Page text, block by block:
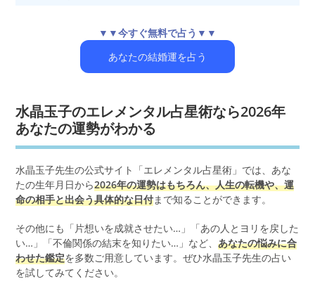
▼▼今すぐ無料で占う▼▼
あなたの結婚運を占う
水晶玉子のエレメンタル占星術なら2026年
あなたの運勢がわかる
水晶玉子先生の公式サイト「エレメンタル占星術」では、あな
たの生年月日から2026年の運勢はもちろん、人生の転機や、運
命の相手と出会う具体的な日付まで知ることができます。
その他にも「片想いを成就させたい…」「あの人とヨリを戻した
い…」「不倫関係の結末を知りたい…」など、あなたの悩みに合
わせた鑑定を多数ご用意しています。ぜひ水晶玉子先生の占い
を試してみてください。